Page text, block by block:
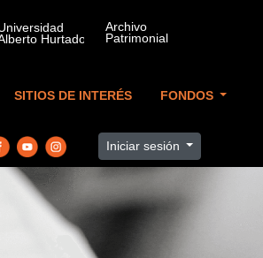
SITIOS DE INTERÉS FONDOS
Iniciar sesión